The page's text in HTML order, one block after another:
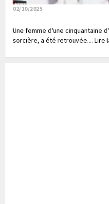
02/10/2025
Une femme d'une cinquantaine
sorcière, a été retrouvée.... Lire